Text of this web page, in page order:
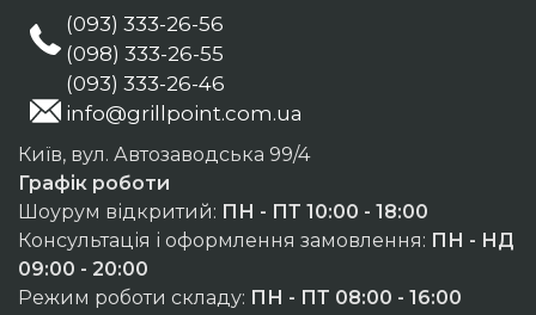
(093) 333-26-56
(098) 333-26-55
(093) 333-26-46
info@grillpoint.com.ua
Київ, вул. Автозаводська 99/4
Графік роботи
Шоурум відкритий: ПН - ПТ 10:00 - 18:00
Консультація і оформлення замовлення: ПН - НД
09:00 - 20:00
Режим роботи складу: ПН - ПТ 08:00 - 16:00